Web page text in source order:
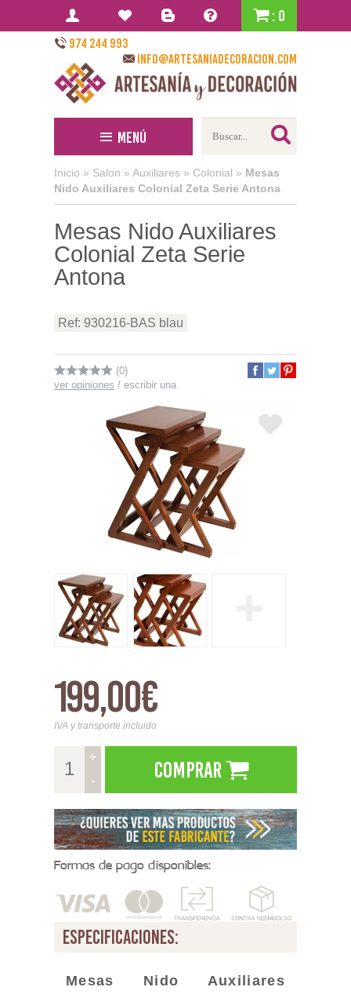
: 0
974 244 993
info@artesaniadecoracion.com
Menú
Inicio » Salon » Auxiliares » Colonial » Mesas
Nido Auxiliares Colonial Zeta Serie Antona
Mesas Nido Auxiliares
Colonial Zeta Serie
Antona
Ref: 930216-BAS blau
(0)
ver opiniones / escribir una
199,00€
IVA y transporte incluido
+
-
Comprar
Formas de pago disponibles:
especificaciones:
Mesas Nido Auxiliares